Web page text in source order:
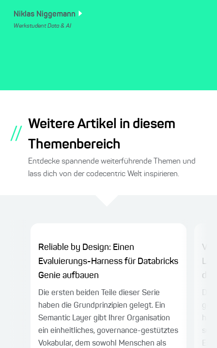
Niklas Niggemann
Werkstudent Data & AI
//
Weitere Artikel in diesem
Themenbereich
Entdecke spannende weiterführende Themen und
lass dich von der codecentric Welt inspirieren.
Reliable by Design: Einen
Evaluierungs-Harness für Databricks
Genie aufbauen
Die ersten beiden Teile dieser Serie
haben die Grundprinzipien gelegt. Ein
Semantic Layer gibt Ihrer Organisation
ein einheitliches, governance-gestütztes
Vokabular, dem sowohl Menschen als
Die